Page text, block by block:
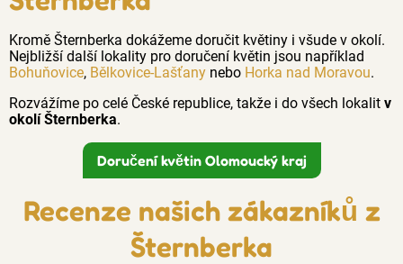
Kromě Šternberka dokážeme doručit květiny i všude v okolí.
Nejbližší další lokality pro doručení květin jsou například
Bohuňovice, Bělkovice-Lašťany nebo Horka nad Moravou.
Rozvážíme po celé České republice, takže i do všech lokalit v
okolí Šternberka.
Doručení květin Olomoucký kraj
Recenze našich zákazníků z
Šternberka